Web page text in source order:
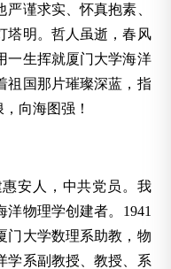
谨求实、怀真抱素、
塔明。哲人虽逝，春风
一生挥就厦门大学海洋
祖国那片璀璨深蓝，指
向海图强！
惠安人，中共党员。我
物理学创建者。1941
门大学数理系助教，物
学系副教授、教授、系